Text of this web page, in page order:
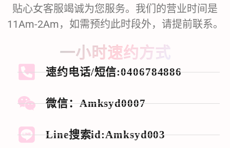
贴心女客服竭诚为您服务。我们的营业时间是
11Am-2Am，如需预约此时段外，请提前联系。
一小时速约方式
速约电话/短信:0406784886
微信：Amksyd0007
Line搜索id:Amksyd003